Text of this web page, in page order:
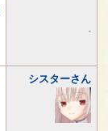
-
シスターさん